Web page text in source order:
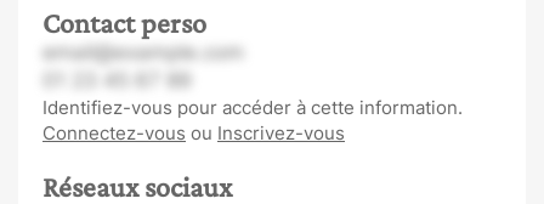
Contact perso
email@example.com
Identifiez-vous pour accéder à cette information.
Connectez-vous ou Inscrivez-vous
Réseaux sociaux